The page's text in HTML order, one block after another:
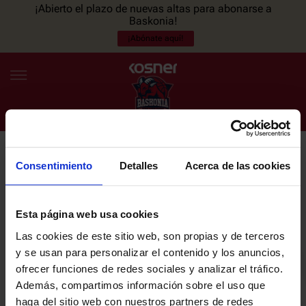
Consentimiento Detalles Acerca de las cookies
Esta página web usa cookies
Las cookies de este sitio web, son propias y de terceros
y se usan para personalizar el contenido y los anuncios,
ofrecer funciones de redes sociales y analizar el tráfico.
Además, compartimos información sobre el uso que
haga del sitio web con nuestros partners de redes
¡Abierto el plazo de nuevas altas para abonarse a
Baskonia!
¡Abónate aquí!
ES EU
NOTICIAS
PLANTILLA
ENTRADAS
NEWSLETTER
últimas noticias y promociones del club.
Email
He leído y acepto laPolítica de privacidaddel SASKI BASKONIA